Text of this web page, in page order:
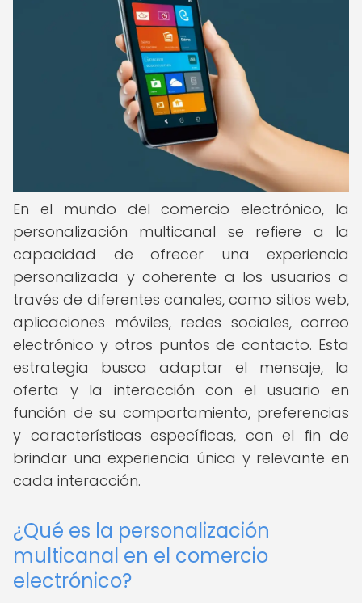
En el mundo del comercio electrónico, la
personalización multicanal se refiere a la
capacidad de ofrecer una experiencia
personalizada y coherente a los usuarios a
través de diferentes canales, como sitios web,
aplicaciones móviles, redes sociales, correo
electrónico y otros puntos de contacto. Esta
estrategia busca adaptar el mensaje, la
oferta y la interacción con el usuario en
función de su comportamiento, preferencias
y características específicas, con el fin de
brindar una experiencia única y relevante en
cada interacción.
¿Qué es la personalización
multicanal en el comercio
electrónico?